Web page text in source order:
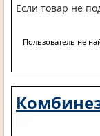
Если товар не
Пользователь не